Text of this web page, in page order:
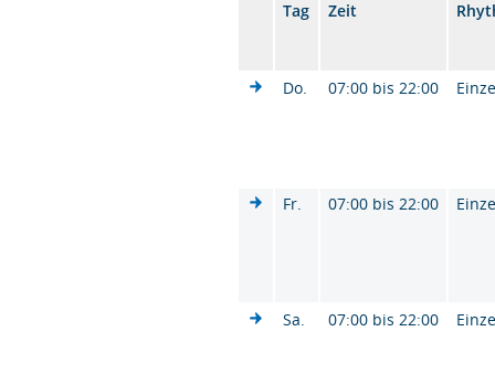
Tag Zeit
Do. 07:00 bis 22:00
Fr. 07:00 bis 22:00
Sa. 07:00 bis 22:00